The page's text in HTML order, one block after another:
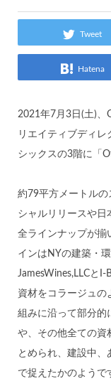
Tweet
Hatena
2021年7月3日(土)
リエイティブディ
シックスの3階に「
約79平方メートル
シャルリリースや日
全ラインナップが
インはNYの建築・
JamesWines,LLCと
資材をコラージュの
組みに沿って部分的
や、その他全ての資
とめられ、建設中、
で捉えたかのようで